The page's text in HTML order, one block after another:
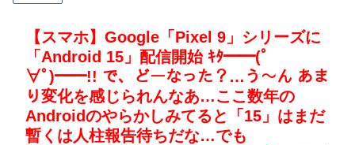
【スマホ】Google「Pixel 9」シリーズに
「Android 15」配信開始 ｷﾀ━━(ﾟ
∀ﾟ)━━!! で、どーなった？…う～ん あま
り変化を感じられんなあ…ここ数年の
Androidのやらかしみてると「15」はまだ
暫くは人柱報告待ちだな…でも